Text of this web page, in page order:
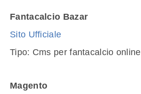
Fantacalcio Bazar
Sito Ufficiale
Tipo: Cms per fantacalcio online
Magento